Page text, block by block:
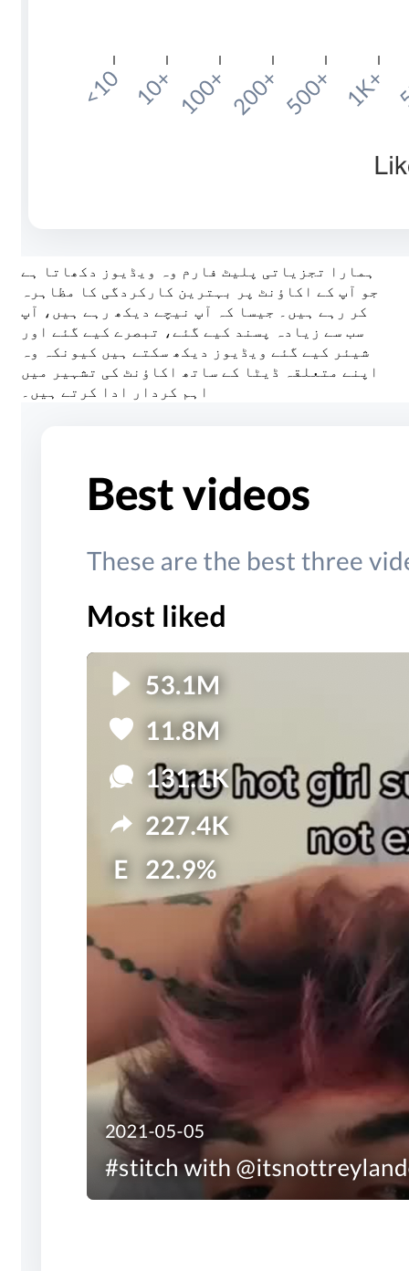
ہمارا تجزیاتی پلیٹ فارم وہ ویڈیوز دکھاتا ہے
جو آپ کے اکاؤنٹ پر بہترین کارکردگی کا مظاہرہ
کر رہے ہیں۔ جیسا کہ آپ نیچے دیکھ رہے ہیں، آپ
سب سے زیادہ پسند کیے گئے، تبصرے کیے گئے اور
شیئر کیے گئے ویڈیوز دیکھ سکتے ہیں کیونکہ وہ
اپنے متعلقہ ڈیٹا کے ساتھ اکاؤنٹ کی تشہیر میں
اہم کردار ادا کرتے ہیں۔